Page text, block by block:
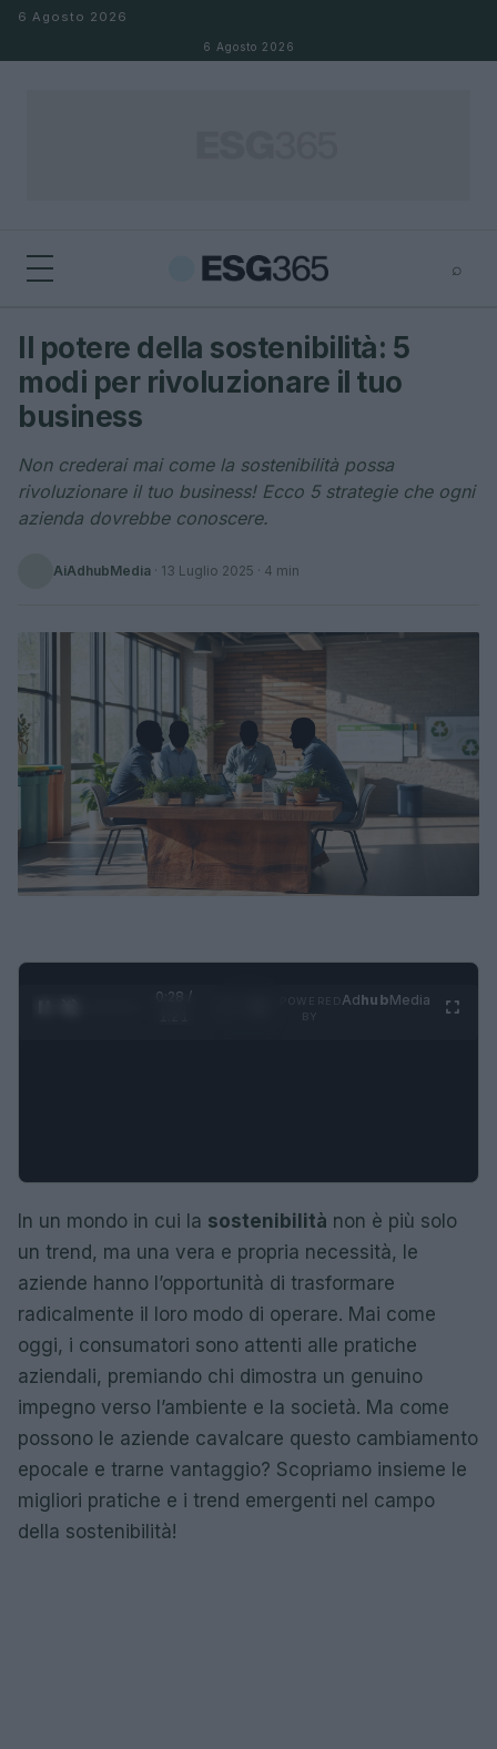
Salta al contenuto
6 Agosto 2026
6 Agosto 2026
⌕
Cerca
Il potere della sostenibilità: 5
modi per rivoluzionare il tuo
business
Non crederai mai come la sostenibilità possa
rivoluzionare il tuo business! Ecco 5 strategie che ogni
azienda dovrebbe conoscere.
AiAdhubMedia · 13 Luglio 2025 · 4 min
0:29 /
AdhubMedia
In un mondo in cui la sostenibilità non è più solo
un trend, ma una vera e propria necessità, le
aziende hanno l’opportunità di trasformare
radicalmente il loro modo di operare. Mai come
oggi, i consumatori sono attenti alle pratiche
aziendali, premiando chi dimostra un genuino
impegno verso l’ambiente e la società. Ma come
possono le aziende cavalcare questo cambiamento
epocale e trarne vantaggio? Scopriamo insieme le
migliori pratiche e i trend emergenti nel campo
della sostenibilità!